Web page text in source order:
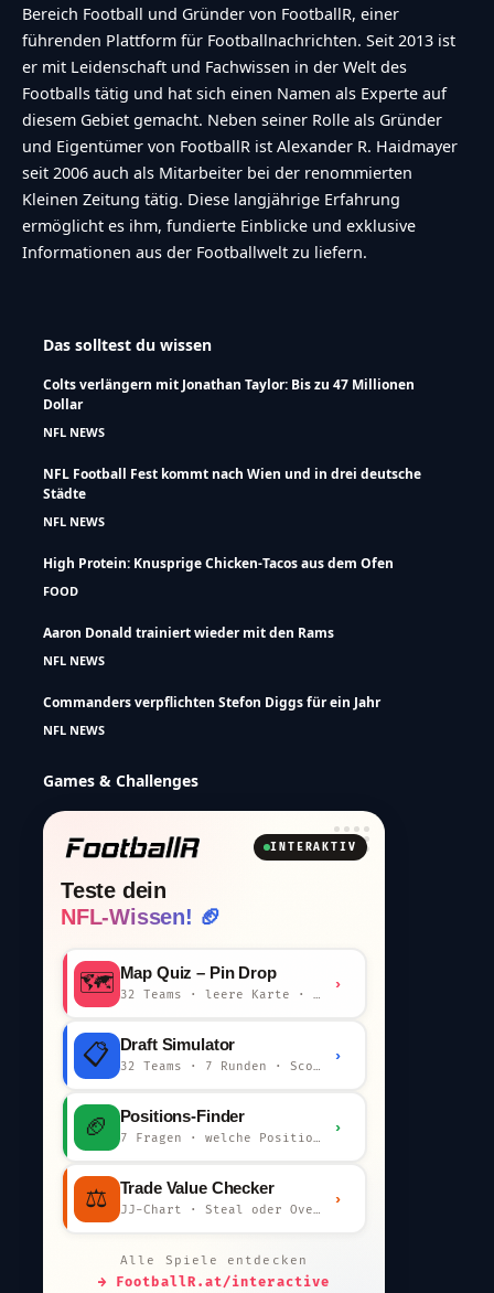
Bereich Football und Gründer von FootballR, einer
führenden Plattform für Footballnachrichten. Seit 2013 ist
er mit Leidenschaft und Fachwissen in der Welt des
Footballs tätig und hat sich einen Namen als Experte auf
diesem Gebiet gemacht. Neben seiner Rolle als Gründer
und Eigentümer von FootballR ist Alexander R. Haidmayer
seit 2006 auch als Mitarbeiter bei der renommierten
Kleinen Zeitung tätig. Diese langjährige Erfahrung
ermöglicht es ihm, fundierte Einblicke und exklusive
Informationen aus der Footballwelt zu liefern.
Das solltest du wissen
Colts verlängern mit Jonathan Taylor: Bis zu 47 Millionen
Dollar
NFL NEWS
NFL Football Fest kommt nach Wien und in drei deutsche
Städte
NFL NEWS
High Protein: Knusprige Chicken-Tacos aus dem Ofen
FOOD
Aaron Donald trainiert wieder mit den Rams
NFL NEWS
Commanders verpflichten Stefon Diggs für ein Jahr
NFL NEWS
Games & Challenges
INTERAKTIV
Teste dein
NFL-Wissen! 🏈
🗺️ Map Quiz – Pin Drop
32 Teams · leere Karte · km-Wertung
›
📋 Draft Simulator
32 Teams · 7 Runden · Scout-Kommentar
›
🏈 Positions-Finder
7 Fragen · welche Position bist du?
›
⚖️ Trade Value Checker
JJ-Chart · Steal oder Overpay?
›
Alle Spiele entdecken
→ FootballR.at/interactive